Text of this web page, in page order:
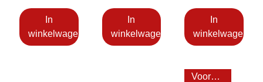
In
winkelwagen
In
winkelwagen
In
winkelwagen
Voordeel 25%